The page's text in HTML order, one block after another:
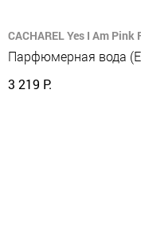
CACHAREL Yes I Am
Парфюмерная вода
3 219 Р.